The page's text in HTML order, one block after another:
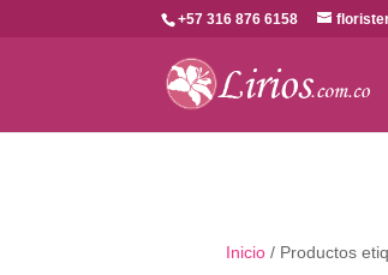
+57 316 876 6158
Inicio / Productos